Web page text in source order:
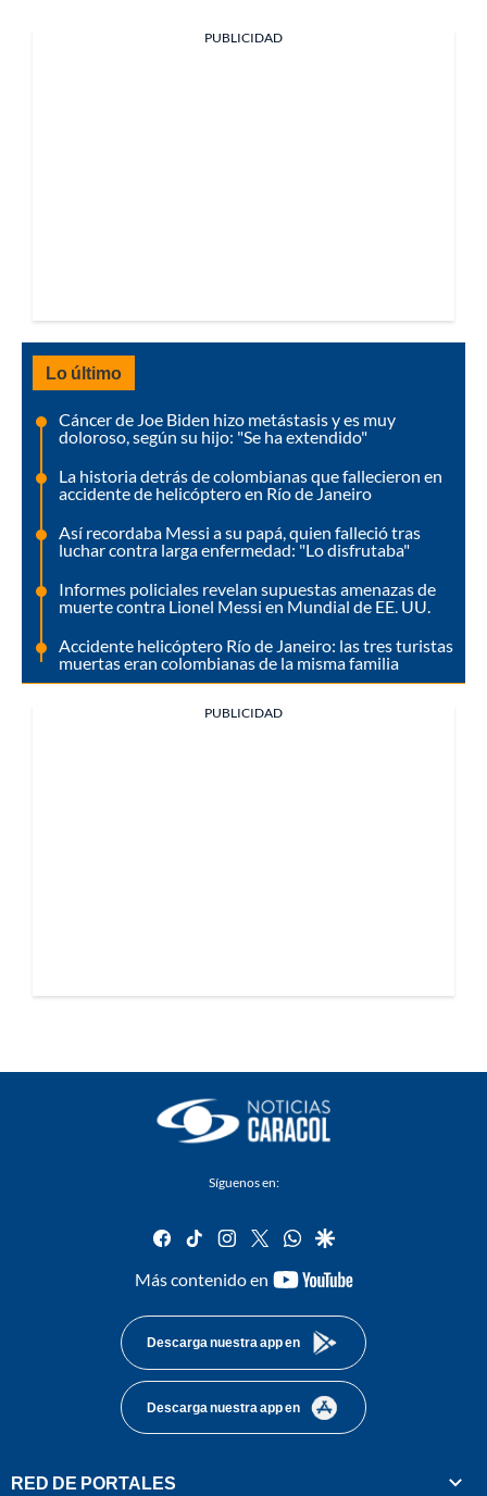
PUBLICIDAD
Lo último
Cáncer de Joe Biden hizo metástasis y es muy
doloroso, según su hijo: "Se ha extendido"
La historia detrás de colombianas que fallecieron en
accidente de helicóptero en Río de Janeiro
Así recordaba Messi a su papá, quien falleció tras
luchar contra larga enfermedad: "Lo disfrutaba"
Informes policiales revelan supuestas amenazas de
muerte contra Lionel Messi en Mundial de EE. UU.
Accidente helicóptero Río de Janeiro: las tres turistas
muertas eran colombianas de la misma familia
PUBLICIDAD
Síguenos en:
facebook
tiktok instagram
twitterwhatsapp
google
Más contenido en
youtube-
Descarga nuestra app en
Descarga nuestra app en
RED DE PORTALES